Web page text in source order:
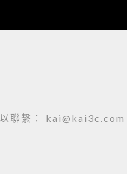
聯繫： kai@kai3c.com